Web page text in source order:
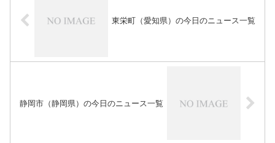
東栄町（愛知県）の今日のニュース一覧
静岡市（静岡県）の今日のニュース一覧